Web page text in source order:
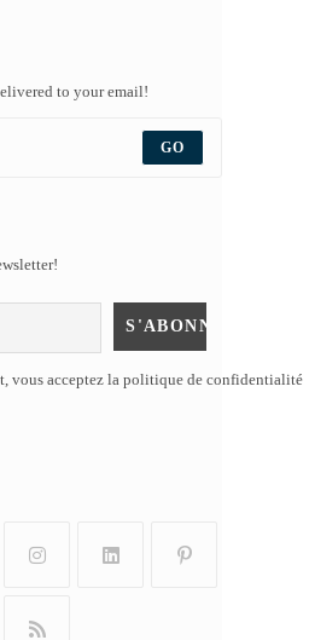
to your email!
GO
vous acceptez la politique de confidentialité